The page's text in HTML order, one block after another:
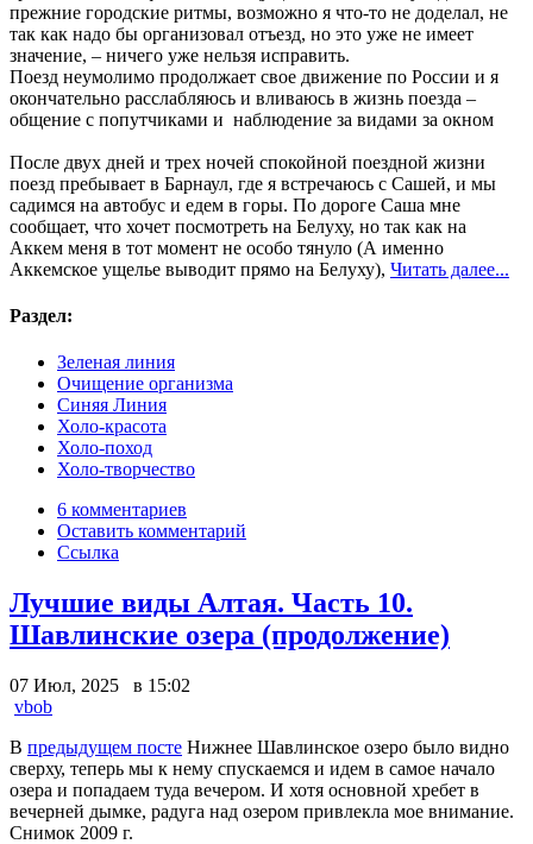
прежние городские ритмы, возможно я что-то не доделал, не
так как надо бы организовал отъезд, но это уже не имеет
значение, – ничего уже нельзя исправить.
Поезд неумолимо продолжает свое движение по России и я
окончательно расслабляюсь и вливаюсь в жизнь поезда –
общение с попутчиками и наблюдение за видами за окном
После двух дней и трех ночей спокойной поездной жизни
поезд пребывает в Барнаул, где я встречаюсь с Сашей, и мы
садимся на автобус и едем в горы. По дороге Саша мне
сообщает, что хочет посмотреть на Белуху, но так как на
Аккем меня в тот момент не особо тянуло (А именно
Аккемское ущелье выводит прямо на Белуху), Читать далее...
Раздел:
Зеленая линия
Очищение организма
Синяя Линия
Холо-красота
Холо-поход
Холо-творчество
6 комментариев
Оставить комментарий
Ссылка
Лучшие виды Алтая. Часть 10.
Шавлинские озера (продолжение)
07 Июл, 2025 в 15:02
vbob
В предыдущем посте Нижнее Шавлинское озеро было видно
сверху, теперь мы к нему спускаемся и идем в самое начало
озера и попадаем туда вечером. И хотя основной хребет в
вечерней дымке, радуга над озером привлекла мое внимание.
Снимок 2009 г.